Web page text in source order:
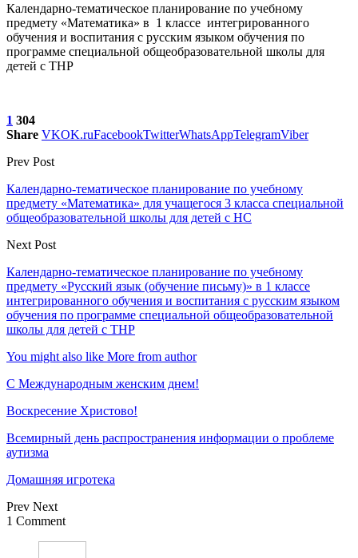
Календарно-тематическое планирование по учебному
предмету «Математика» в 1 классе интегрированного
обучения и воспитания с русским языком обучения по
программе специальной общеобразовательной школы для
детей с ТНР
1 304
Share VKOK.ruFacebookTwitterWhatsAppTelegramViber
Prev Post
Календарно-тематическое планирование по учебному
предмету «Математика» для учащегося 3 класса специальной
общеобразовательной школы для детей с НС
Next Post
Календарно-тематическое планирование по учебному
предмету «Русский язык (обучение письму)» в 1 классе
интегрированного обучения и воспитания с русским языком
обучения по программе специальной общеобразовательной
школы для детей с ТНР
You might also like More from author
С Международным женским днем!
Воскресение Xристово!
Всемирный день распространения информации о проблеме
аутизма
Домашняя игротека
Prev Next
1 Comment